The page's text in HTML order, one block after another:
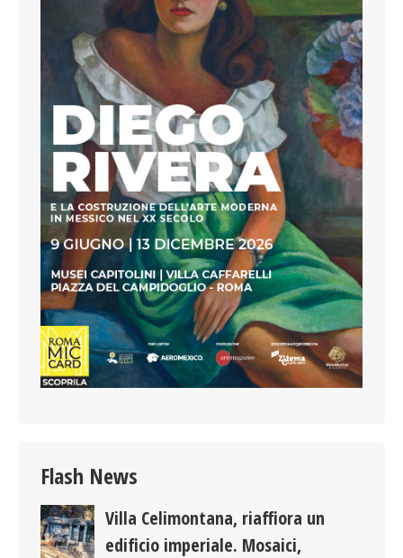
Flash News
Villa Celimontana, riaffiora un
edificio imperiale. Mosaici,